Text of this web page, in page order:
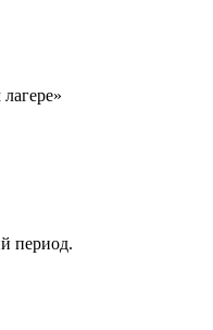
период.